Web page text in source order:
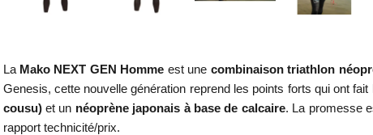
La Mako NEXT GEN Homme est une combinaison triathlon
Genesis, cette nouvelle génération reprend les points forts qui ont
cousu)et un néoprène japonais à base de calcaire. La promesse
rapport technicité/prix.